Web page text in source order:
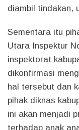
diambil tindakan,
Sementara itu
Utara Inspektur
inspektorat
dikonfirmasi
hal tersebut dan
pihak diknas
ini akan menjadi
terhadap anak